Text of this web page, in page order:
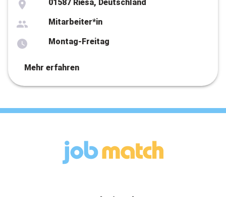
01587 Riesa, Deutschland
Mitarbeiter*in
Montag-Freitag
Mehr erfahren